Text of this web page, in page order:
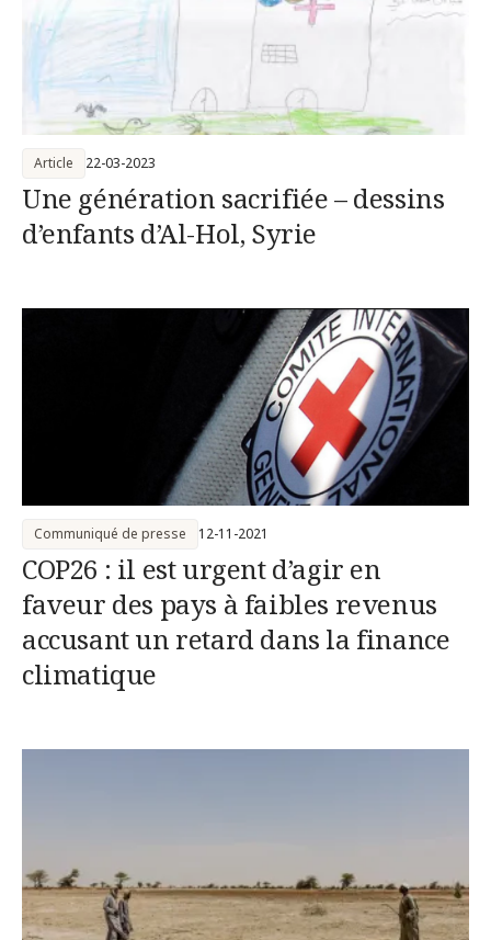
Une génération sacrifiée – dessins
d’enfants d’Al-Hol, Syrie
Article 22-03-2023
COP26 : il est urgent d’agir en
faveur des pays à faibles revenus
accusant un retard dans la finance
climatique
Communiqué de presse 12-11-2021